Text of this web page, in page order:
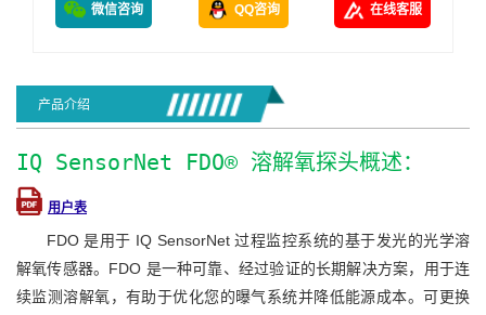
微信咨询 QQ咨询 在线客服
产品介绍
IQ SensorNet FDO® 溶解氧探头概述：
用户表
FDO 是用于 IQ SensorNet 过程监控系统的基于发光的光学溶
解氧传感器。FDO 是一种可靠、经过验证的长期解决方案，用于连
续监测溶解氧，有助于优化您的曝气系统并降低能源成本。可更换